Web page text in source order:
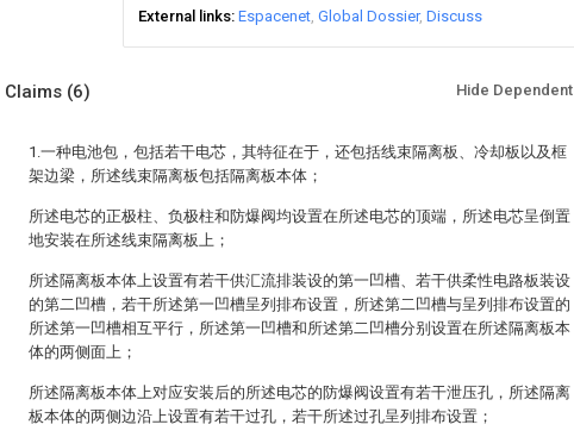
External links Espacenet Global Dossier Discuss
Claims (6) Hide Dependent
1.一种电池包，包括若干电芯，其特征在于，还包括线束隔离板、冷却板以及框
架边梁，所述线束隔离板包括隔离板本体；
所述电芯的正极柱、负极柱和防爆阀均设置在所述电芯的顶端，所述电芯呈倒置
地安装在所述线束隔离板上；
所述隔离板本体上设置有若干供汇流排装设的第一凹槽、若干供柔性电路板装设
的第二凹槽，若干所述第一凹槽呈列排布设置，所述第二凹槽与呈列排布设置的
所述第一凹槽相互平行，所述第一凹槽和所述第二凹槽分别设置在所述隔离板本
体的两侧面上；
所述隔离板本体上对应安装后的所述电芯的防爆阀设置有若干泄压孔，所述隔离
板本体的两侧边沿上设置有若干过孔，若干所述过孔呈列排布设置；